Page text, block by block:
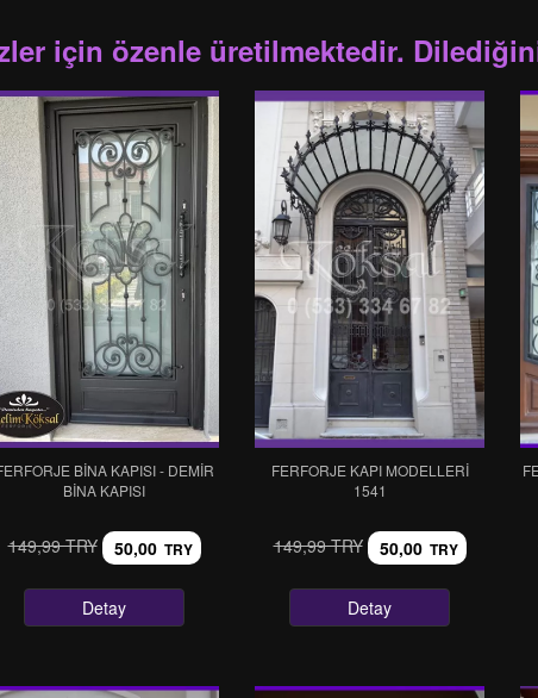
için özenle üretilmektedir.
BİNA KAPISI - DEMİR
BİNA KAPISI
149,99 TRY 50,00 TRY
Detay
FERFORJE KAPI MODELLERI
1541
149,99 TRY 50,00 TRY
Detay